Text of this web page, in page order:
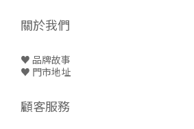
關於我們
♥ 品牌故事
♥ 門市地址
顧客服務